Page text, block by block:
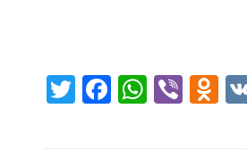
T
wi
F
a
W
h
Vi
b
O
d